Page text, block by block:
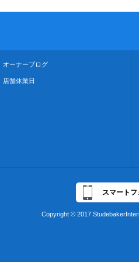
オーナーブログ
店舗休業日
スマートフ
Copyright © 2017